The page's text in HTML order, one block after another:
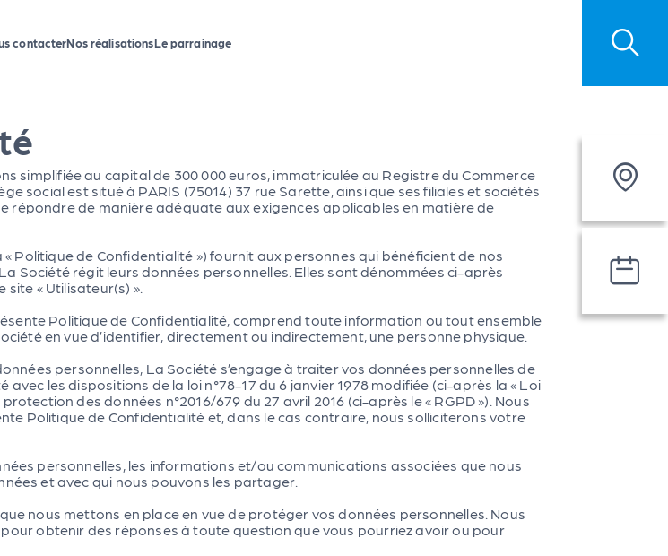
contacterNos réalisationsLe parrainage
simplifiée au capital de 300 000 euros, immatriculée au Registre du Commerce
social est situé à PARIS (75014) 37 rue Sarette, ainsi que ses filiales et sociétés
répondre de manière adéquate aux exigences applicables en matière de
Politique de Confidentialité ») fournit aux personnes qui bénéficient de nos
Société régit leurs données personnelles. Elles sont dénommées ci-après
« Utilisateur(s) ».
Politique de Confidentialité, comprend toute information ou tout ensemble
en vue d’identifier, directement ou indirectement, une personne physique.
personnelles, La Société s’engage à traiter vos données personnelles de
les dispositions de la loi n°78-17 du 6 janvier 1978 modifiée (ci-après la « Loi
des données n°2016/679 du 27 avril 2016 (ci-après le « RGPD »). Nous
Politique de Confidentialité et, dans le cas contraire, nous solliciterons votre
personnelles, les informations et/ou communications associées que nous
et avec qui nous pouvons les partager.
nous mettons en place en vue de protéger vos données personnelles. Nous
obtenir des réponses à toute question que vous pourriez avoir ou pour
Où est
la plus
Je
RDV